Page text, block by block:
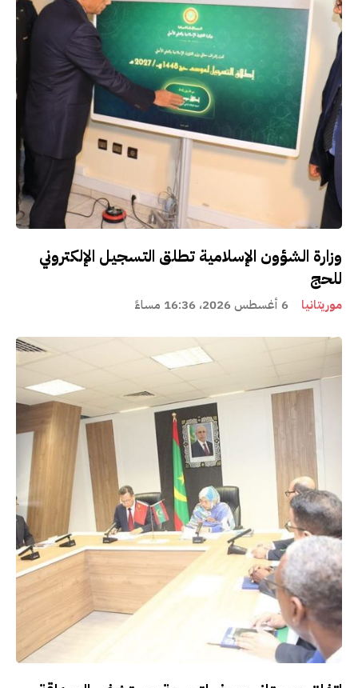
وزارة الشؤون الإسلامية تطلق التسجيل الإلكتروني
للحج
موريتانيا 6 أغسطس 2026، 16:36 مساءً